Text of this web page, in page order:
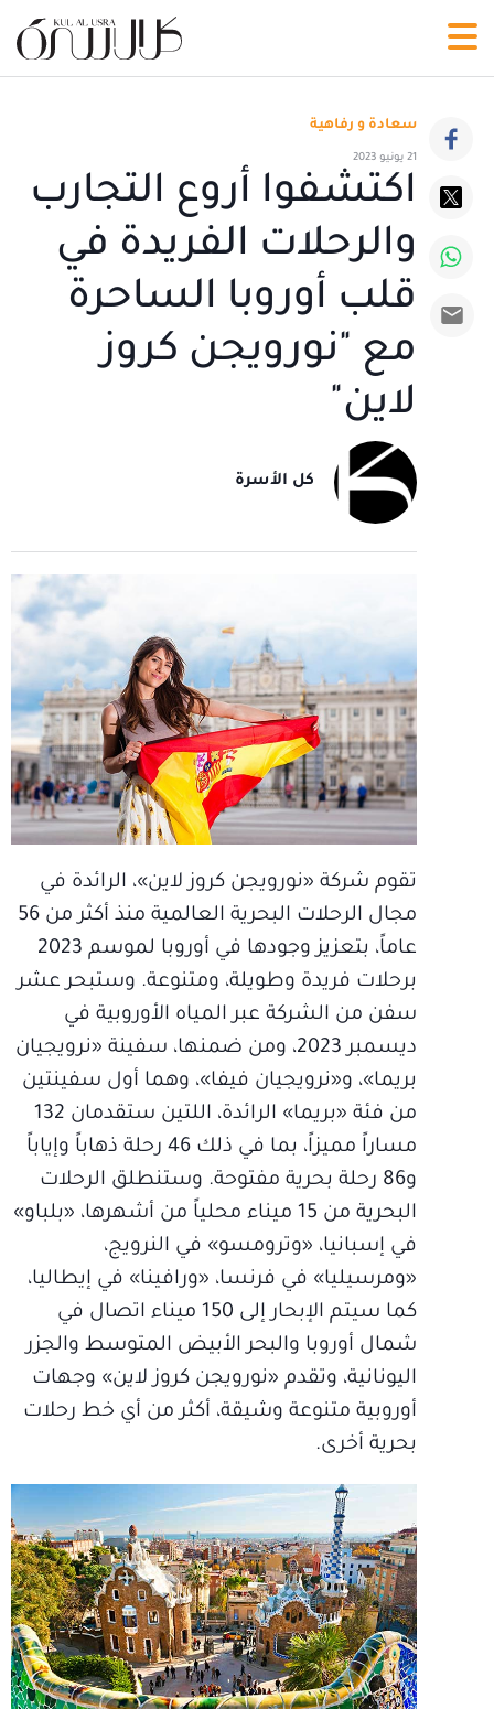
سعادة و رفاهية
21 يونيو 2023
اكتشفوا أروع التجارب
والرحلات الفريدة في
قلب أوروبا الساحرة
مع "نورويجن كروز
لاين"
كل الأسرة
تقوم شركة «نورويجن كروز لاين»، الرائدة في
مجال الرحلات البحرية العالمية منذ أكثر من 56
عاماً، بتعزيز وجودها في أوروبا لموسم 2023
برحلات فريدة وطويلة، ومتنوعة. وستبحر عشر
سفن من الشركة عبر المياه الأوروبية في
ديسمبر 2023، ومن ضمنها، سفينة «نرويجيان
بريما»، و«نرويجيان فيفا»، وهما أول سفينتين
من فئة «بريما» الرائدة، اللتين ستقدمان 132
مساراً مميزاً، بما في ذلك 46 رحلة ذهاباً وإياباً
و86 رحلة بحرية مفتوحة. وستنطلق الرحلات
البحرية من 15 ميناء محلياً من أشهرها، «بلباو»
في إسبانيا، «وترومسو» في النرويج،
«ومرسيليا» في فرنسا، «ورافينا» في إيطاليا،
كما سيتم الإبحار إلى 150 ميناء اتصال في
شمال أوروبا والبحر الأبيض المتوسط والجزر
اليونانية، وتقدم «نورويجن كروز لاين» وجهات
أوروبية متنوعة وشيقة، أكثر من أي خط رحلات
بحرية أخرى.